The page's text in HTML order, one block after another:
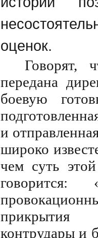
оценок.
Говорят,
передана
боевую
и
широко
чем суть
прикрытия
контрудары и